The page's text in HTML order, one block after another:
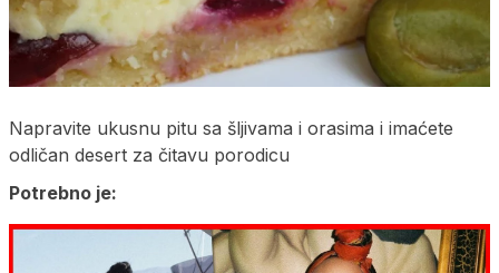
Napravite ukusnu pitu sa šljivama i orasima i imaćete
odličan desert za čitavu porodicu
Potrebno je: